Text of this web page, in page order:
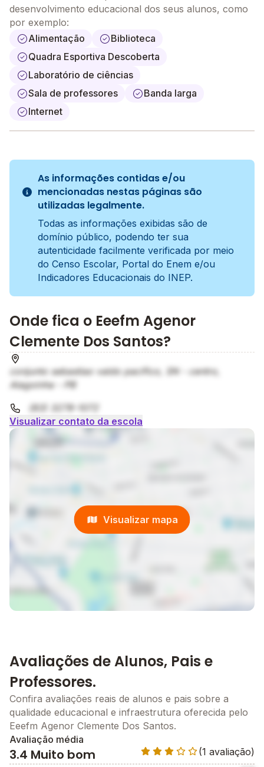
desenvolvimento educacional dos seus alunos, como
por exemplo:
Alimentação
Biblioteca
Quadra Esportiva Descoberta
Laboratório de ciências
Sala de professores
Banda larga
Internet
As informações contidas e/ou
mencionadas nestas páginas são
utilizadas legalmente.
Todas as informações exibidas são de
domínio público, podendo ter sua
autenticidade facilmente verificada por meio
do Censo Escolar, Portal do Enem e/ou
Indicadores Educacionais do INEP.
Onde fica o Eeefm Agenor
Clemente Dos Santos?
conjunto sebastiao valdo pacifico, SN - centro,
Alagoinha - PB
(83) 3278-1072
Visualizar contato da escola
Visualizar mapa
Avaliações de Alunos, Pais e
Professores.
Confira avaliações reais de alunos e pais sobre a
qualidade educacional e infraestrutura oferecida pelo
Eeefm Agenor Clemente Dos Santos.
Avaliação média
3.4 Muito bom
(1 avaliação)